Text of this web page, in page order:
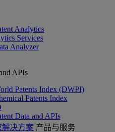
Analytics
Services
Analyzer
APIs
Patents Index (DWPI)
Patents Index
Data and APIs
解决方案 产品与服务